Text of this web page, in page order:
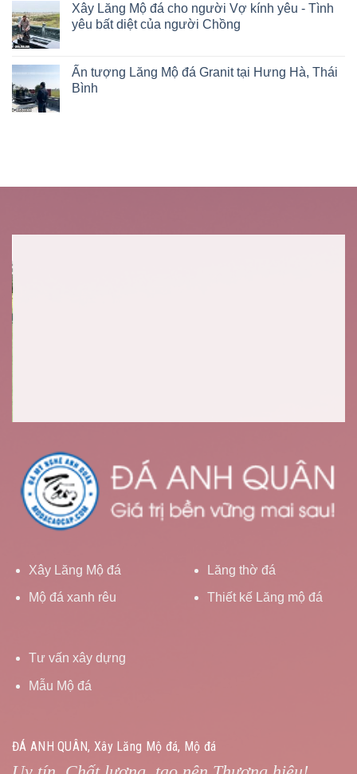
Xây Lăng Mộ đá cho người Vợ kính yêu - Tình
yêu bất diệt của người Chồng
Ấn tượng Lăng Mộ đá Granit tại Hưng Hà, Thái
Bình
Xây Lăng Mộ đá
Mộ đá xanh rêu
Lăng thờ đá
Thiết kế Lăng mộ đá
Tư vấn xây dựng
Mẫu Mộ đá
ĐÁ ANH QUÂN, Xây Lăng Mộ đá, Mộ đá